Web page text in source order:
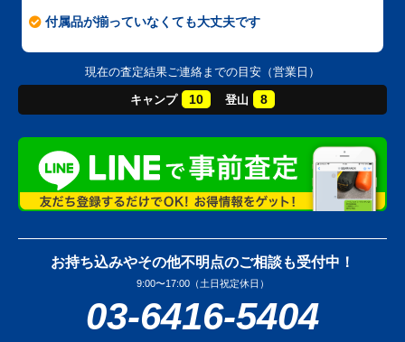
付属品が揃っていなくても大丈夫です
現在の査定結果ご連絡までの目安（営業日）
キャンプ 10 登山 8
お持ち込みやその他不明点のご相談も受付中！
9:00〜17:00（土日祝定休日）
03-6416-5404